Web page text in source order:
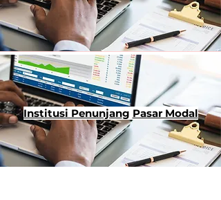
Institusi Penunjang Pasar Modal